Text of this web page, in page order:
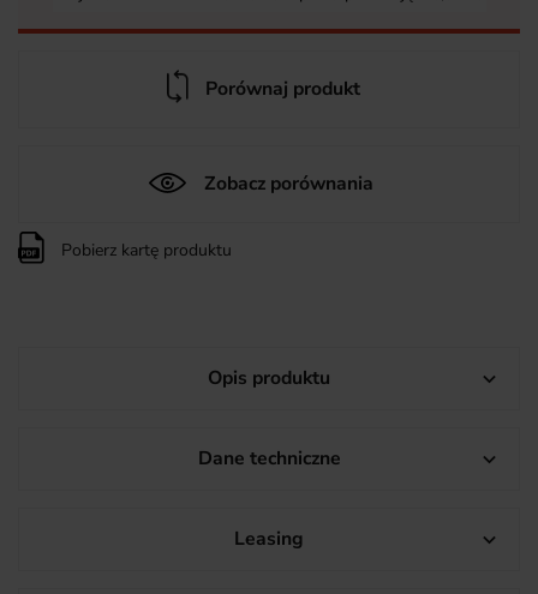
Porównaj produkt
Zobacz porównania
Pobierz kartę produktu
Opis produktu 
Dane techniczne 
Leasing 